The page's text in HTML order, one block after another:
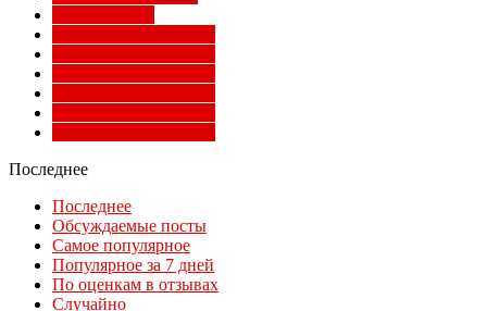
Последнее
Последнее
Обсуждаемые посты
Самое популярное
Популярное за 7 дней
По оценкам в отзывах
Случайно